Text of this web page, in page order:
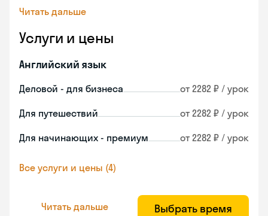
Читать дальше
Услуги и цены
Английский язык
Деловой - для бизнеса от 2282 ₽ / урок
Для путешествий от 2282 ₽ / урок
Для начинающих - премиум от 2282 ₽ / урок
Все услуги и цены (4)
Читать дальше Выбрать время